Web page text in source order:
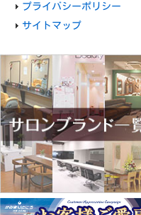
プライバシーポリシー
サイトマップ